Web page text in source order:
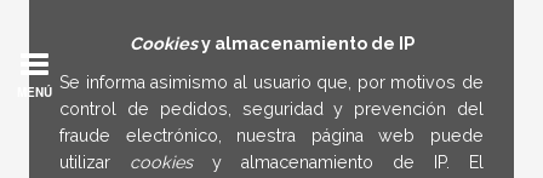
Cookiesy almacenamiento de IP
Se informa asimismo al usuario que, por motivos de
control de pedidos, seguridad y prevención del
fraude electrónico, nuestra página web puede
utilizar cookies y almacenamiento de IP. El
MENÚ